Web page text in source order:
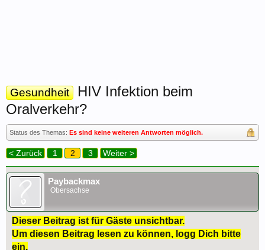
Gesundheit
HIV Infektion beim
Oralverkehr?
Status des Themas: Es sind keine weiteren Antworten möglich.
< Zurück 1 2 3 Weiter >
Paybackmax
Obersachse
Dieser Beitrag ist für Gäste unsichtbar.
Um diesen Beitrag lesen zu können, logg Dich bitte
ein.